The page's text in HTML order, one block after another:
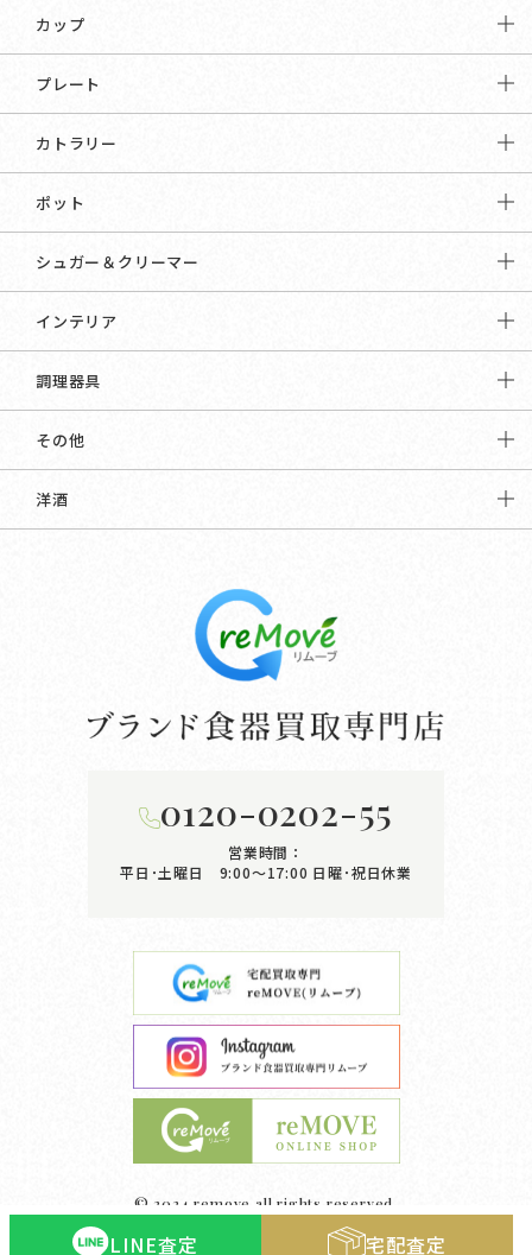
LINE査定 宅配査定
カップ
プレート
カトラリー
ポット
シュガー＆クリーマー
インテリア
調理器具
その他
洋酒
0120-0202-55
営業時間：
平日･土曜日 9:00〜17:00 日曜･祝日休業
© 2024 remove all rights reserved.